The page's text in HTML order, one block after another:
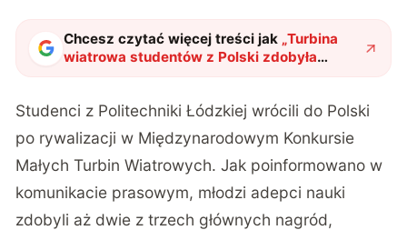
Chcesz czytać więcej treści jak „Turbina
wiatrowa studentów z Polski zdobyła
uwagę całego świata. Postawisz ją na
Studenci z Politechniki Łódzkiej wrócili do Polski
po rywalizacji w Międzynarodowym Konkursie
Małych Turbin Wiatrowych. Jak poinformowano w
komunikacie prasowym, młodzi adepci nauki
zdobyli aż dwie z trzech głównych nagród,